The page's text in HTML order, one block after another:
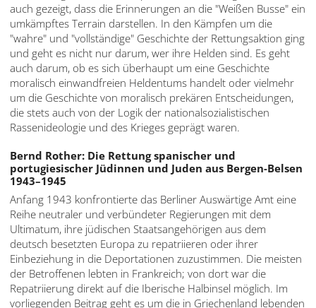
auch gezeigt, dass die Erinnerungen an die "Weißen Busse" ein
umkämpftes Terrain darstellen. In den Kämpfen um die
"wahre" und "vollständige" Geschichte der Rettungsaktion ging
und geht es nicht nur darum, wer ihre Helden sind. Es geht
auch darum, ob es sich überhaupt um eine Geschichte
moralisch einwandfreien Heldentums handelt oder vielmehr
um die Geschichte von moralisch prekären Entscheidungen,
die stets auch von der Logik der nationalsozialistischen
Rassenideologie und des Krieges geprägt waren.
Bernd Rother: Die Rettung spanischer und
portugiesischer Jüdinnen und Juden aus Bergen-Belsen
1943–1945
Anfang 1943 konfrontierte das Berliner Auswärtige Amt eine
Reihe neutraler und verbündeter Regierungen mit dem
Ultimatum, ihre jüdischen Staatsangehörigen aus dem
deutsch besetzten Europa zu repatriieren oder ihrer
Einbeziehung in die Deportationen zuzustimmen. Die meisten
der Betroffenen lebten in Frankreich; von dort war die
Repatriierung direkt auf die Iberische Halbinsel möglich. Im
vorliegenden Beitrag geht es um die in Griechenland lebenden